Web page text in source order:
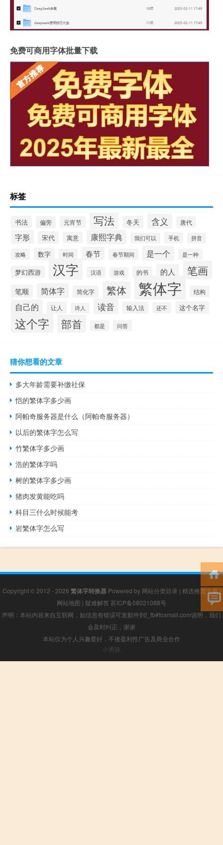
免费可商用字体批量下载
标签
书法 偏旁 元宵节 写法 冬天 含义 唐代
字形 宋代 寓意 康熙字典 我们可以 手机 拼音
攻略 数字 时间 春节 春节期间 是一个 是一种
梦幻西游 汉字 汉语 游戏 的书 的人 笔画
笔顺 简体字 简化字 繁体 繁体字 结构
自己的 让人 诗人 读音 输入法 还不 这个名字
这个字 部首 都是 问答
猜你想看的文章
多大年龄需要补缴社保
恺的繁体字多少画
阿帕奇服务器是什么（阿帕奇服务器）
以后的繁体字怎么写
竹繁体字多少画
浩的繁体字吗
树的繁体字多少画
猪肉发黄能吃吗
科目三什么时候能考
岩繁体字怎么写
Copyright © 2012 - 2026 繁体字转换器Powered by 网站分类目录 | 精选推荐文章|
网站地图 | 疑难解答 苏ICP备08021088号
声明：本站内容来自互联网，如信息有错误可发邮件到f_fb#foxmail.com说明，我们
会及时纠正，谢谢
本站仅为个人兴趣爱好，不接盈利性广告及商业合作
小男孩